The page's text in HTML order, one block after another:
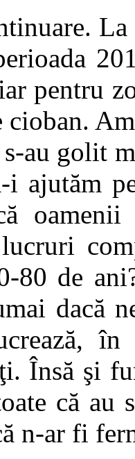
pentru
s-au golit
i ajutăm
80 de
dacă
în
Însă şi
că au
n-ar fi